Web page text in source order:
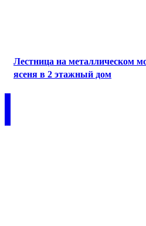
Лестница на металлическом
ясеня в 2 этажный дом